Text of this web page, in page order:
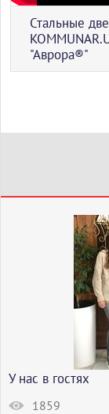
Стальные
"Аврора®"
У нас в гостях
1859